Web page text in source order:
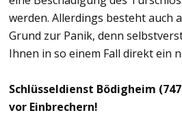
werden. Allerdings besteht auch
Grund zur Panik, denn
Ihnen in so einem Fall direkt ein
Schlüsseldienst Bödigheim
vor Einbrechern!